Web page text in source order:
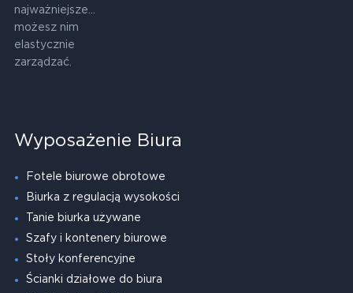
najważniejsze...
możesz nim
elastycznie
zarządzać.
Wyposażenie Biura
Fotele biurowe obrotowe
Biurka z regulacją wysokości
Tanie biurka używane
Szafy i kontenery biurowe
Stoły konferencyjne
Ścianki działowe do biura